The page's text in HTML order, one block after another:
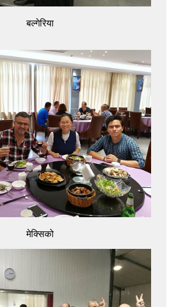
बल्गेरिया
मेक्सिको